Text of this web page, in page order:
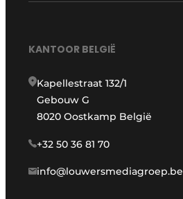
KANTOOR BELGIË
Kapellestraat 132/1
Gebouw G
8020 Oostkamp België
+32 50 36 81 70
info@louwersmediagroep.be